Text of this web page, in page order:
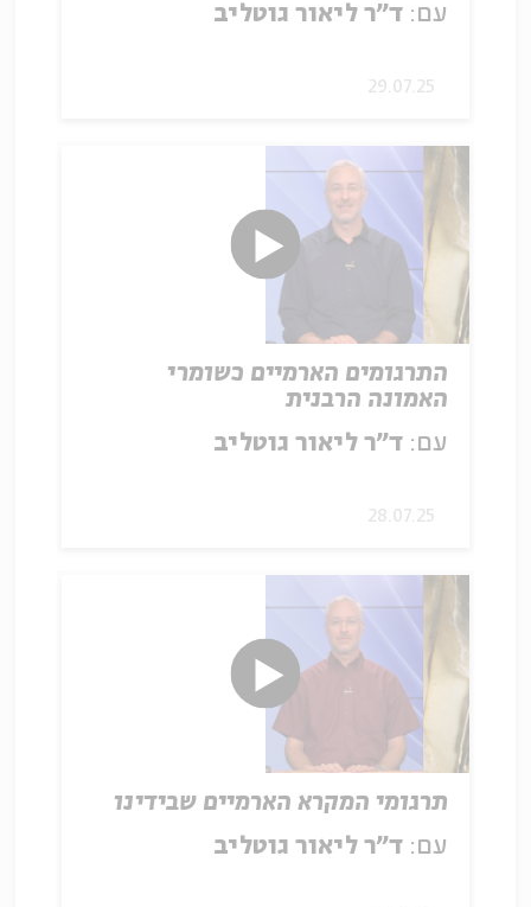
עם: ד"ר ליאור גוטליב
29.07.25
התרגומים הארמיים כשומרי
האמונה הרבנית
עם: ד"ר ליאור גוטליב
28.07.25
תרגומי המקרא הארמיים שבידינו
עם: ד"ר ליאור גוטליב